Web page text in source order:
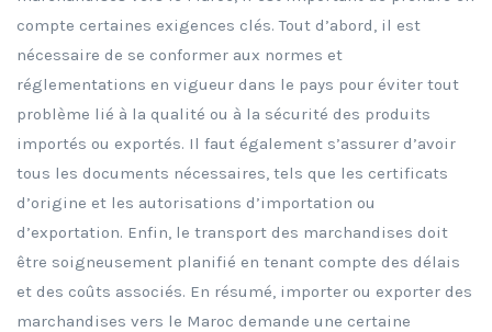
compte certaines exigences clés. Tout d’abord, il est
nécessaire de se conformer aux normes et
réglementations en vigueur dans le pays pour éviter tout
problème lié à la qualité ou à la sécurité des produits
importés ou exportés. Il faut également s’assurer d’avoir
tous les documents nécessaires, tels que les certificats
d’origine et les autorisations d’importation ou
d’exportation. Enfin, le transport des marchandises doit
être soigneusement planifié en tenant compte des délais
et des coûts associés. En résumé, importer ou exporter des
marchandises vers le Maroc demande une certaine